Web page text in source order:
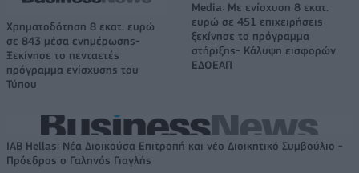
Χρηματοδότηση 8 εκατ. ευρώ
σε 843 μέσα ενημέρωσης-
Ξεκίνησε το πενταετές
πρόγραμμα ενίσχυσης του
Τύπου
Media: Με ενίσχυση 8 εκατ.
ευρώ σε 451 επιχειρήσεις
ξεκίνησε το πρόγραμμα
στήριξης- Κάλυψη εισφορών
ΕΔΟΕΑΠ
IAB Hellas: Νέα Διοικούσα Επιτροπή και νέο Διοικητικό Συμβούλιο -
Πρόεδρος ο Γαληνός Γιαγλής